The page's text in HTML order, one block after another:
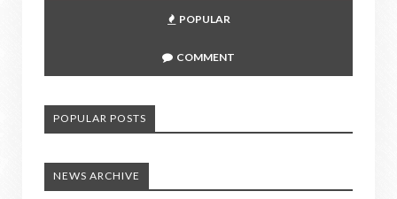
POPULAR
COMMENT
POPULAR POSTS
NEWS ARCHIVE